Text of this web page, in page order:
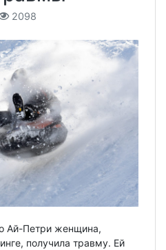
2098
Ай-Петри женщина,
получила травму. Ей